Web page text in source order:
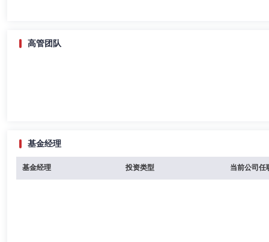
高管团队
基金经理
基金经理 投资类型 当前公司任